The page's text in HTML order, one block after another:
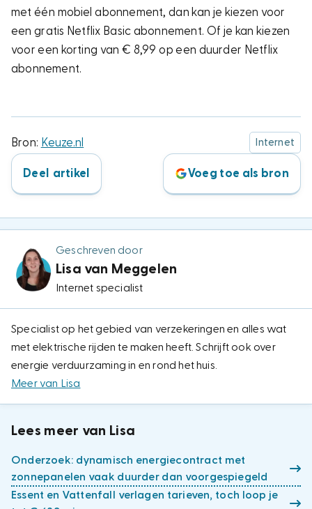
met één mobiel abonnement, dan kan je kiezen voor
een gratis Netflix Basic abonnement. Of je kan kiezen
voor een korting van € 8,99 op een duurder Netflix
abonnement.
Bron: Keuze.nl Internet
Deel artikel Voeg toe als bron
Geschreven door
Lisa van Meggelen
Internet specialist
Specialist op het gebied van verzekeringen en alles wat
met elektrische rijden te maken heeft. Schrijft ook over
energie verduurzaming in en rond het huis.
Meer van Lisa
Lees meer van Lisa
Onderzoek: dynamisch energiecontract met
zonnepanelen vaak duurder dan voorgespiegeld
Essent en Vattenfall verlagen tarieven, toch loop je